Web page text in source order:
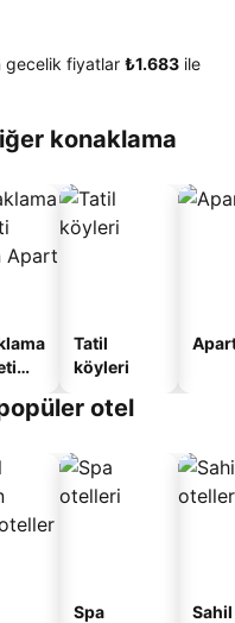
gecelik fiyatlar ‎₺1.683 ile
konaklama
Tatil
köyleri
otel
Spa
Sahil